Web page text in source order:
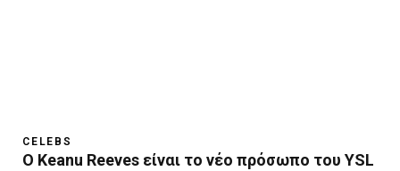
CELEBS
O Keanu Reeves είναι το νέο πρόσωπο του YSL